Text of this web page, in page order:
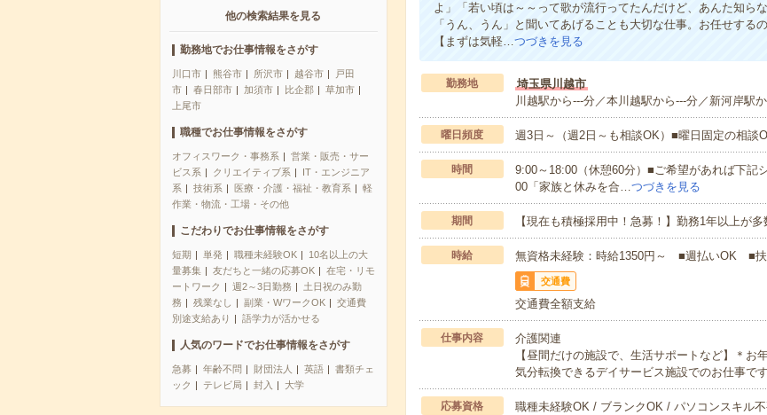
他の検索結果を見る
勤務地でお仕事情報をさがす
川口市 熊谷市 所沢市 越谷市
戸田
市
春日部市 加須市 比企郡
草加市
上尾市
職種でお仕事情報をさがす
オフィスワーク・事務系
営業・販売・サー
ビス系
クリエイティブ系
IT・エンジニア
系
技術系 医療・介護・福祉・教育系
軽
作業・物流・工場・その他
こだわりでお仕事情報をさがす
短期 単発 職種未経験OK
10名以上の大
量募集
友だちと一緒の応募OK
在宅・リモ
ートワーク
週2～3日勤務
土日祝のみ勤
務
残業なし 副業・WワークOK
交通費
別途支給あり
語学力が活かせる
人気のワードでお仕事情報をさがす
急募 年齢不問 財団法人 英語
書類チェ
ック
テレビ局 封入 大学
よ」「若い頃は～～って歌が流行ってたんだけど、あんた知ら
「うん、うん」と聞いてあげることも大切な仕事。お任せする
【まずは気軽…つづきを見る
勤務地
埼玉県川越市
川越駅から---分／本川越駅から---分／新河岸駅
曜日頻度 週3日～（週2日～も相談OK）■曜日固定の相談
時間
9:00～18:00（休憩60分）■ご希望があれば下記
00「家族と休みを合…つづきを見る
期間 【現在も積極採用中！急募！】勤務1年以上が
時給 無資格未経験：時給1350円～ ■週払いOK ■
交通費
交通費全額支給
仕事内容
介護関連
【昼間だけの施設で、生活サポートなど】＊お
気分転換できるデイサービス施設でのお仕事で
応募資格
職種未経験OK / ブランクOK / パソコンスキル